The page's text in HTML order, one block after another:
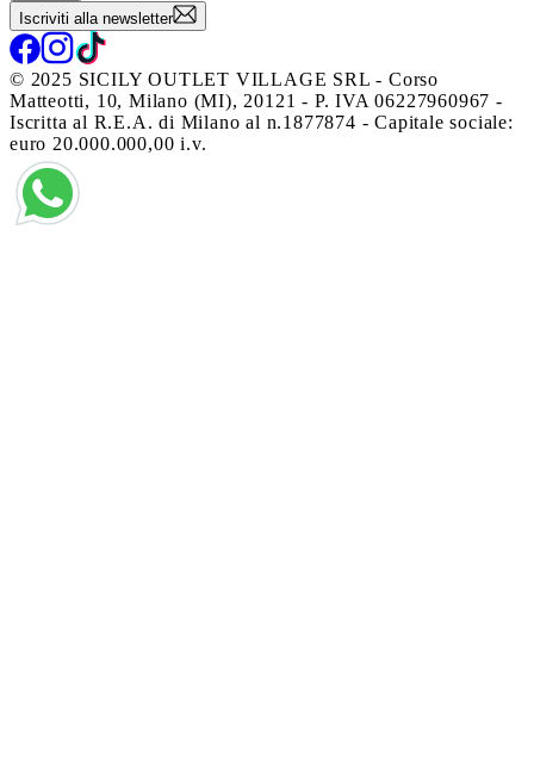
Iscriviti alla newsletter
© 2025 SICILY OUTLET VILLAGE SRL - Corso
Matteotti, 10, Milano (MI), 20121 - P. IVA 06227960967 -
Iscritta al R.E.A. di Milano al n.1877874 - Capitale sociale:
euro 20.000.000,00 i.v.